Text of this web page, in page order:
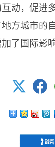
动，促进
方城市的
了国际影